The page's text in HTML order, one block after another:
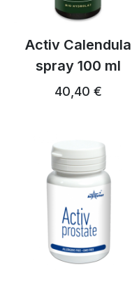
Activ Calendula
spray 100 ml
40,40 €